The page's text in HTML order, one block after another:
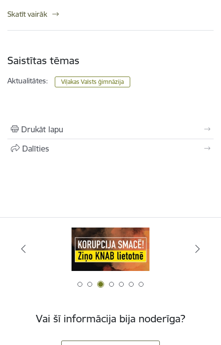
Skatīt vairāk
Saistītas tēmas
Aktualitātes: Viļakas Valsts ģimnāzija
Drukāt lapu
Dalīties
Vai šī informācija bija noderīga?